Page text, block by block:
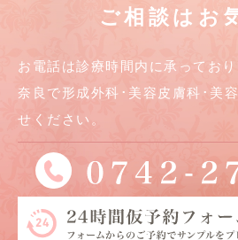
ご相談はお
お電話は診療時間内に承っており
奈良で形成外科･美容皮膚科･美
せください。